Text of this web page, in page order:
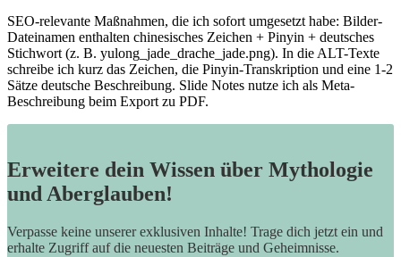
SEO-relevante‍ Maßnahmen, die ich sofort umgesetzt habe: Bilder-
Dateinamen enthalten chinesisches Zeichen +‌ Pinyin + ‌deutsches
‌Stichwort⁣ (z. B. yulong_jade_drache_jade.png). In die ALT-Texte
schreibe ⁤ich kurz das Zeichen, die​ Pinyin-Transkription ⁣und eine 1-2
Sätze deutsche Beschreibung. Slide Notes ⁢nutze ich als Meta-
Beschreibung beim Export⁤ zu⁤ PDF.
Erweitere dein Wissen über Mythologie
und Aberglauben!
Verpasse keine unserer exklusiven Inhalte! Trage dich jetzt ein und
erhalte Zugriff auf die neuesten Beiträge und Geheimnisse.